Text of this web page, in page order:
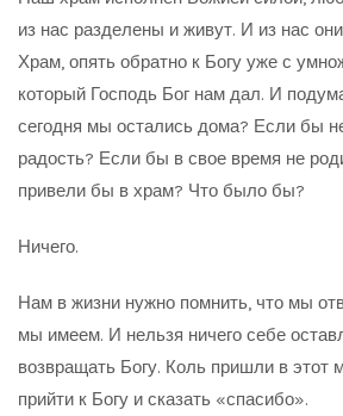
из нас разделены и живут. И из нас
Храм, опять обратно к Богу уже с
который Господь Бог нам дал. И
сегодня мы остались дома? Если бы
радость? Если бы в свое время не
привели бы в храм? Что было бы?
Ничего.
Нам в жизни нужно помнить, что мы
мы имеем. И нельзя ничего себе
возвращать Богу. Коль пришли в этот
прийти к Богу и сказать «спасибо».